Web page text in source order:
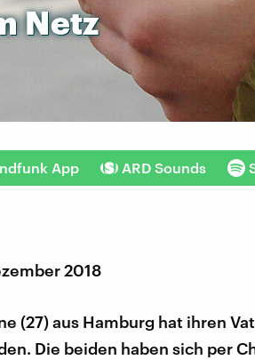
Netz
App ARD Sounds
2018
(27) aus Hamburg hat ihren
Die beiden haben sich per